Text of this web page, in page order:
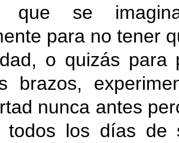
que se
para no tener
o quizás para
brazos,
nunca antes
todos los días de